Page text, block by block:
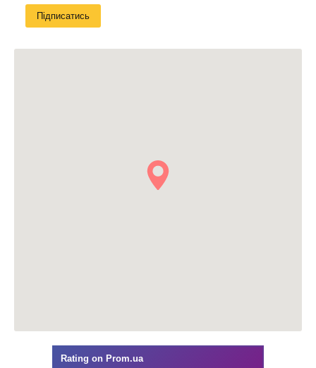
Підписатись
Rating on Prom.ua